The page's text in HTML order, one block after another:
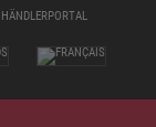
HÄNDLERPORTAL